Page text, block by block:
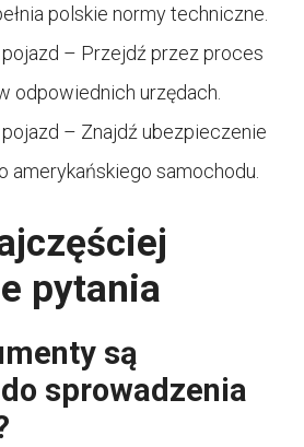
polskie normy techniczne.
– Przejdź przez proces
odpowiednich urzędach.
– Znajdź ubezpieczenie
amerykańskiego samochodu.
pytania
są
sprowadzenia